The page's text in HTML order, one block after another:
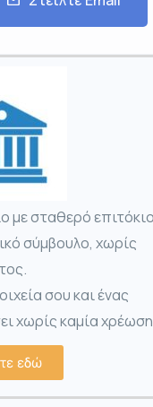
με σταθερό επιτόκιο
σύμβουλο, χωρίς
σου και ένας
χωρίς καμία
εδώ